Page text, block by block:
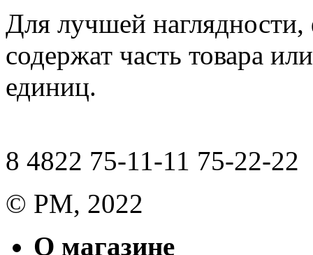
Для лучшей наглядности,
содержат часть товара
единиц.
8 4822 75-11-11 75-22-22
© РМ, 2022
О магазине